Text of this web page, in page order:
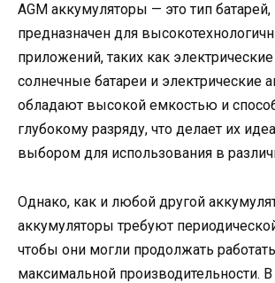
AGM аккумуляторы — это тип
предназначен для
приложений, таких как
солнечные батареи и электрические
обладают высокой емкостью и
глубокому разряду, что делает их
выбором для использования в
Однако, как и любой другой
аккумуляторы требуют
чтобы они могли продолжать
максимальной производительности.